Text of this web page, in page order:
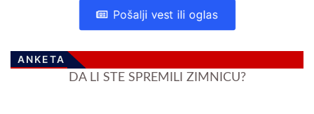
Pošalji vest ili oglas
ANKETA
DA LI STE SPREMILI ZIMNICU?